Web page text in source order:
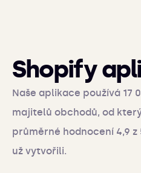
Shopify
Naše aplikace používá 17
majitelů obchodů, od
průměrné hodnocení 4,9 z
už vytvořili.